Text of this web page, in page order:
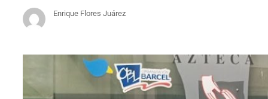
Enrique Flores Juárez